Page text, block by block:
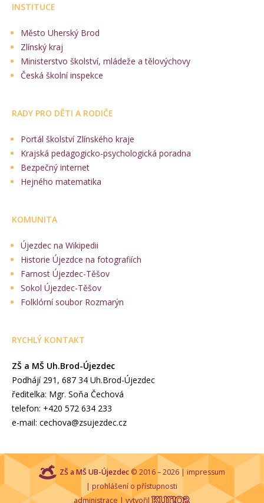
INSTITUCE
Město Uherský Brod
Zlínský kraj
Ministerstvo školství, mládeže a tělovýchovy
Česká školní inspekce
RADY PRO DĚTI A RODIČE
Portál školství Zlínského kraje
Krajská pedagogicko-psychologická poradna
Bezpečný internet
Hejného matematika
KOMUNITA
Újezdec na Wikipedii
Historie Újezdce na fotografiích
Farnost Újezdec-Těšov
Sokol Újezdec-Těšov
Folklórní soubor Rozmarýn
RYCHLÝ KONTAKT
ZŠ a MŠ Uh.Brod-Újezdec
Podhájí 291, 687 34 Uh.Brod-Újezdec
ředitelka: Mgr. Soňa Čechová
telefon: +420 572 634 233
e-mail: cechova@zsujezdec.cz
ZŠ a MŠ UB-Újezdec© 2016 – 2026 | impressum
| prohlášení o přístupnosti
administrace | vytvořil